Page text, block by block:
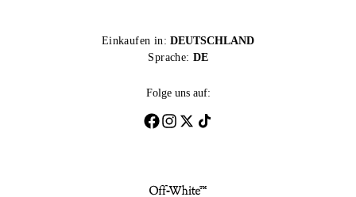
Einkaufen in: DEUTSCHLAND
Sprache: DE
Folge uns auf: